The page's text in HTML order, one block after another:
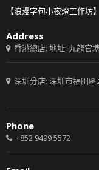
【浪漫字句小夜燈工作坊】
Address
香港總店: 地址: 九龍官
深圳分店: 深圳市福田區
Phone
+852 9499 5572